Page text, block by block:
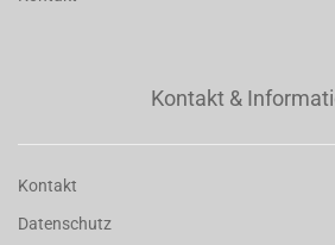
Kontakt &
Kontakt
Datenschutz